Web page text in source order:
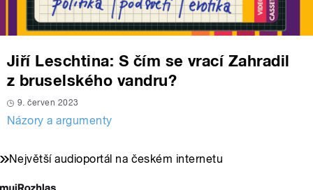
Jiří Leschtina: S čím se vrací Zahradil
z bruselského vandru?
9. červen 2023
Názory a argumenty
Největší audioportál na českém internetu